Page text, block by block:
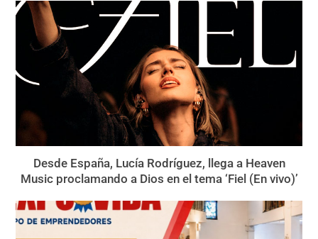
Desde España, Lucía Rodríguez, llega a Heaven
Music proclamando a Dios en el tema ‘Fiel (En vivo)’